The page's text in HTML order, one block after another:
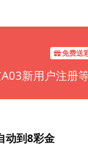
免费送
新用户注册
动到8彩金